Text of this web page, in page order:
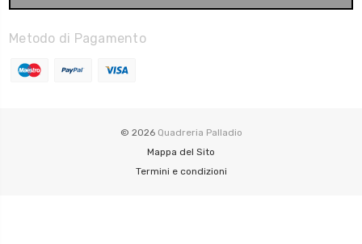
Metodo di Pagamento
© 2026 Quadreria Palladio
Mappa del Sito
Termini e condizioni